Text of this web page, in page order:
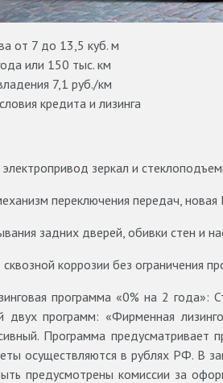
от 7 до 13,5 куб. м
или 150 тыс. км
7,1 руб./км
кредита и лизинга
зеркал и
переключения передач,
задних дверей, обивки стен и
коррозии без ограничения
программа «0% на 2
двух программ: «Фирменная
Программа
осуществляются в рублях РФ. В
предусмотрены комиссии за